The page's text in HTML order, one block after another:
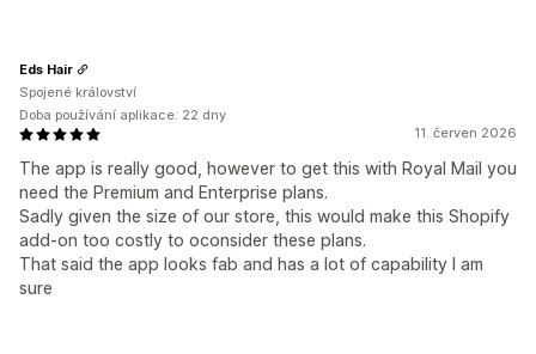
11. červen 2026
The app is really good, however to get this with Royal Mail you
need the Premium and Enterprise plans.
Sadly given the size of our store, this would make this Shopify
add-on too costly to oconsider these plans.
That said the app looks fab and has a lot of capability I am
sure
Eds Hair
Spojené království
Doba používání aplikace: 22 dny